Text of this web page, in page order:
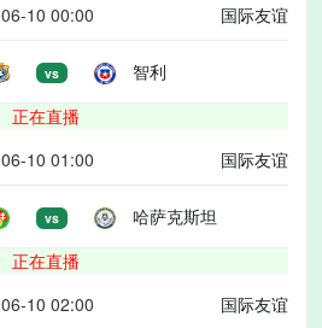
06-10 00:00
国际友谊
vs
智利
正在直播
06-10 01:00
国际友谊
vs
哈萨克斯坦
正在直播
06-10 02:00
国际友谊